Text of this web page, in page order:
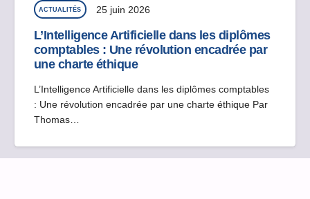
ACTUALITÉS 25 juin 2026
L’Intelligence Artificielle dans les diplômes
comptables : Une révolution encadrée par
une charte éthique
L’Intelligence Artificielle dans les diplômes comptables
: Une révolution encadrée par une charte éthique Par
Thomas…